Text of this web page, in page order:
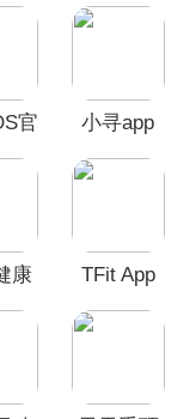
，所有的监测数据都以
穿戴app大全，里面包
等系列智能穿戴软
官
小寻app
康
TFit App